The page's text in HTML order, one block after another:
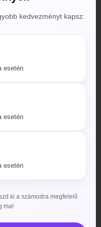
rejlenek a
lehetőséget
merevedési gondjait
javítsa!
kérdést érintő
bátran ajánljuk
előtt fontos, hogy
kedvezményt kapsz:
esetén
esetén
esetén
ki a számodra megfelelő
ma!